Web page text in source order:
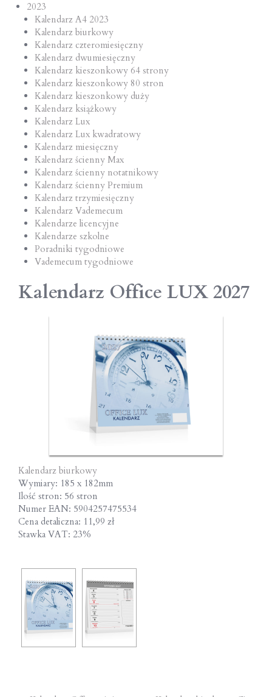
2023
Kalendarz A4 2023
Kalendarz biurkowy
Kalendarz czteromiesięczny
Kalendarz dwumiesięczny
Kalendarz kieszonkowy 64 strony
Kalendarz kieszonkowy 80 stron
Kalendarz kieszonkowy duży
Kalendarz książkowy
Kalendarz Lux
Kalendarz Lux kwadratowy
Kalendarz miesięczny
Kalendarz ścienny Max
Kalendarz ścienny notatnikowy
Kalendarz ścienny Premium
Kalendarz trzymiesięczny
Kalendarz Vademecum
Kalendarze licencyjne
Kalendarze szkolne
Poradniki tygodniowe
Vademecum tygodniowe
Kalendarz Office LUX 2027
Kalendarz biurkowy
Wymiary: 185 x 182mm
Ilość stron: 56 stron
Numer EAN: 5904257475534
Cena detaliczna: 11,99 zł
Stawka VAT: 23%